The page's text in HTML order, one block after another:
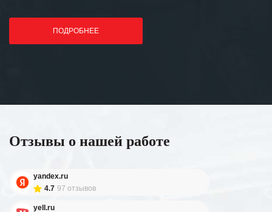
ПОДРОБНЕЕ
Отзывы о нашей работе
yandex.ru
4.7 97 отзывов
yell.ru